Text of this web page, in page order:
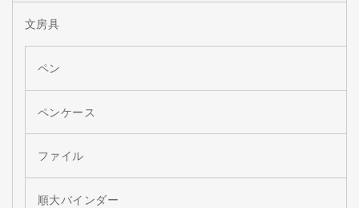
文房具
ペン
ペンケース
ファイル
順大バインダー